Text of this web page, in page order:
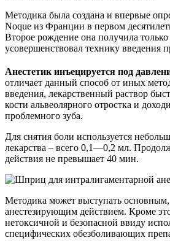
Методика была создана и впервые
Noque из Франции в первом
Второе рождение она получила только
усовершенствовал технику введения
Анестетик инъецируется под
отличает данный способ от иных
введения, лекарственный раствор
кости альвеолярного отростка и
проблемного зуба.
Для снятия боли используется
лекарства – всего 0,1—0,2 мл.
действия не превышает 40 мин.
Методика может выступать
анестезирующим действием. Кроме
нетоксичной и безопасной ввиду
специфических обезболивающих